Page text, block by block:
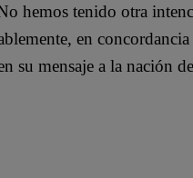
hemos tenido otra
en
su mensaje a la nación